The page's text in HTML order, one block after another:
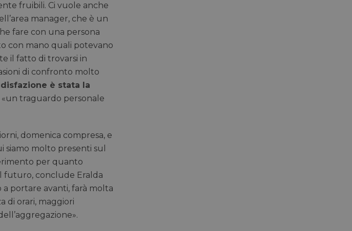
fruibili. Ci vuole anche
manager, che è un
fare con una persona
con mano quali potevano
il fatto di trovarsi in
di confronto molto
è stata la
traguardo personale
domenica compresa, e
siamo molto presenti sul
per quanto
futuro, conclude Eralda
portare avanti, farà molta
di orari, maggiori
necessario che il banner dei cookie di Cookie-Script.com
Questo cookie viene utilizzato per distinguere tra umani e bot.
Ciò è vantaggioso per il sito Web, al fine di effettuare rapporti
validi sull'utilizzo del proprio sito Web.
Questo cookie viene utilizzato per distinguere tra umani e bot.
Ciò è vantaggioso per il sito Web, al fine di effettuare rapporti
validi sull'utilizzo del proprio sito Web.
Google reCAPTCHA imposta un cookie necessario
sua analisi dei rischi.
4
Utilizzato per memorizzare il consenso dell'ospite
4
Utilizzato da Facebook per fornire una serie di prodotti
pubblicitari come offerte in tempo reale da inserzionisti
di terze parti
Si tratta di un cookie di prima parte di Microsoft MSN
5 mesi 4 settimane